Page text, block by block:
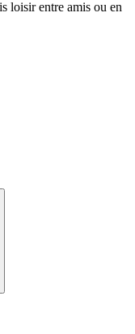
loisir entre amis ou en